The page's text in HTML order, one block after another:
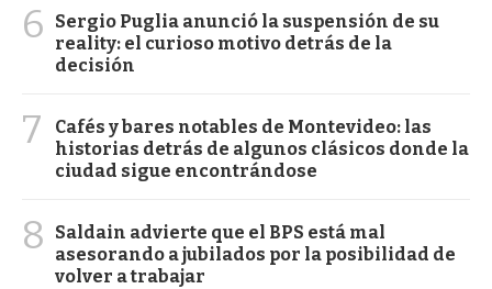
6
Sergio Puglia anunció la suspensión de su
reality: el curioso motivo detrás de la
decisión
7
Cafés y bares notables de Montevideo: las
historias detrás de algunos clásicos donde la
ciudad sigue encontrándose
8
Saldain advierte que el BPS está mal
asesorando a jubilados por la posibilidad de
volver a trabajar